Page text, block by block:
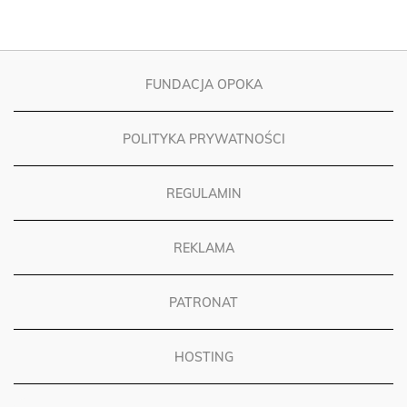
FUNDACJA OPOKA
POLITYKA PRYWATNOŚCI
REGULAMIN
REKLAMA
PATRONAT
HOSTING